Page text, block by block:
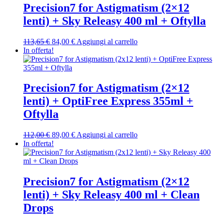
Precision7 for Astigmatism (2×12
lenti) + Sky Releasy 400 ml + Oftylla
113,65€ Il
prezzo
originale
era:
84,00 €Il
attuale
Aggiungi al carrello
In offerta!
Precision7 for Astigmatism (2×12
lenti) + OptiFree Express 355ml +
Oftylla
112,00€ Il
prezzo
originale
era:
89,00 €Il
attuale
è:
Aggiungi al carrello
In offerta!
Precision7 for Astigmatism (2×12
lenti) + Sky Releasy 400 ml + Clean
Drops